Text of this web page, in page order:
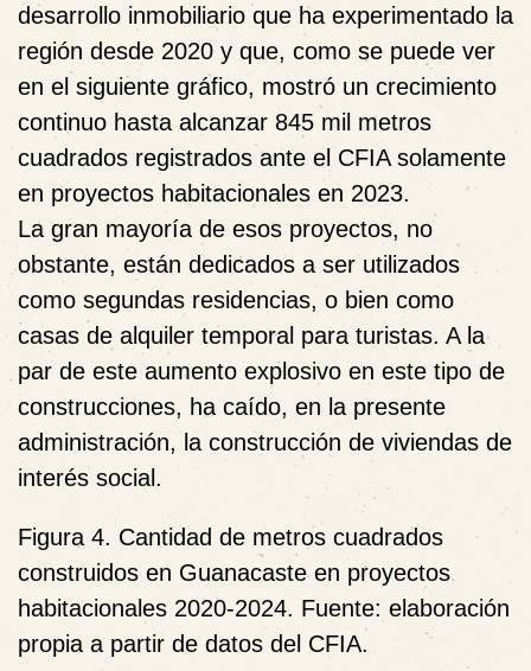
desarrollo inmobiliario que ha experimentado la
región desde 2020 y que, como se puede ver
en el siguiente gráfico, mostró un crecimiento
continuo hasta alcanzar 845 mil metros
cuadrados registrados ante el CFIA solamente
en proyectos habitacionales en 2023.
La gran mayoría de esos proyectos, no
obstante, están dedicados a ser utilizados
como segundas residencias, o bien como
casas de alquiler temporal para turistas. A la
par de este aumento explosivo en este tipo de
construcciones, ha caído, en la presente
administración, la construcción de viviendas de
interés social.
Figura 4. Cantidad de metros cuadrados
construidos en Guanacaste en proyectos
habitacionales 2020-2024. Fuente: elaboración
propia a partir de datos del CFIA.